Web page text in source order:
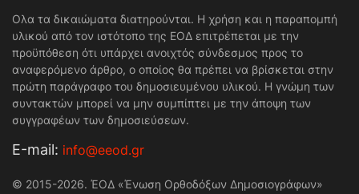
Ολα τα δικαιώματα διατηρούνται. Η χρήση και η παραπομπή
υλικού από τον ιστότοπο της ΕΟΔ επιτρέπεται με την
προϋπόθεση ότι υπάρχει ανοιχτός σύνδεσμος προς το
αναφερόμενο άρθρο, ο οποίος θα πρέπει να βρίσκεται στην
πρώτη παράγραφο του δημοσιευμένου υλικού. Η γνώμη των
συντακτών μπορεί να μην συμπίπτει με την άποψη των
συγγραφέων των δημοσιεύσεων.
Е-mail: info@eeod.gr
© 2015-2026. ΈΟΔ «Ένωση Ορθοδόξων Δημοσιογράφων»